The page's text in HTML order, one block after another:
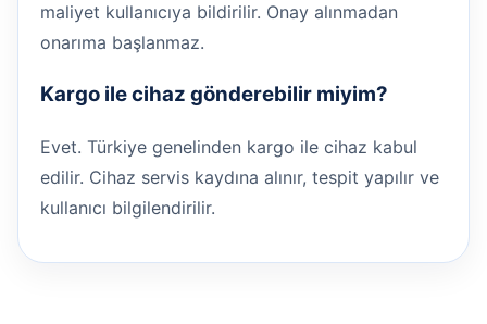
maliyet kullanıcıya bildirilir. Onay alınmadan
onarıma başlanmaz.
Kargo ile cihaz gönderebilir miyim?
Evet. Türkiye genelinden kargo ile cihaz kabul
edilir. Cihaz servis kaydına alınır, tespit yapılır ve
kullanıcı bilgilendirilir.